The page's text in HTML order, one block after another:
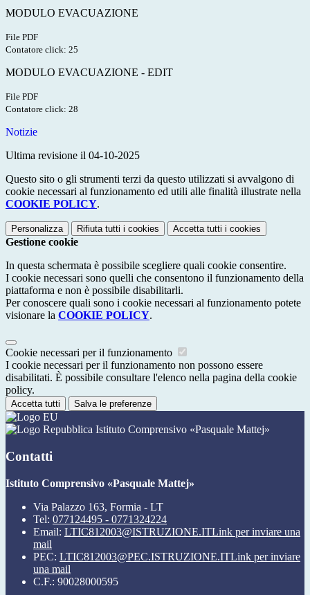
MODULO EVACUAZIONE
File PDF
Contatore click: 25
MODULO EVACUAZIONE - EDIT
File PDF
Contatore click: 28
Notizie
Ultima revisione il 04-10-2025
Questo sito o gli strumenti terzi da questo utilizzati si avvalgono di
cookie necessari al funzionamento ed utili alle finalità illustrate nella
COOKIE POLICY.
Personalizza Rifiuta tutti i cookies Accetta tutti i cookies
Gestione cookie
In questa schermata è possibile scegliere quali cookie consentire.
I cookie necessari sono quelli che consentono il funzionamento della
piattaforma e non è possibile disabilitarli.
Per conoscere quali sono i cookie necessari al funzionamento potete
visionare la COOKIE POLICY.
Cookie necessari per il funzionamento
I cookie necessari per il funzionamento non possono essere
disabilitati. È possibile consultare l'elenco nella pagina della cookie
policy.
Accetta tutti Salva le preferenze
Istituto Comprensivo «Pasquale Mattej»
Contatti
Istituto Comprensivo «Pasquale Mattej»
Via Palazzo 163, Formia - LT
Tel: 077124495 - 0771324224
Email: LTIC812003@ISTRUZIONE.ITLink per inviare una
mail
PEC: LTIC812003@PEC.ISTRUZIONE.ITLink per inviare
una mail
C.F.: 90028000595